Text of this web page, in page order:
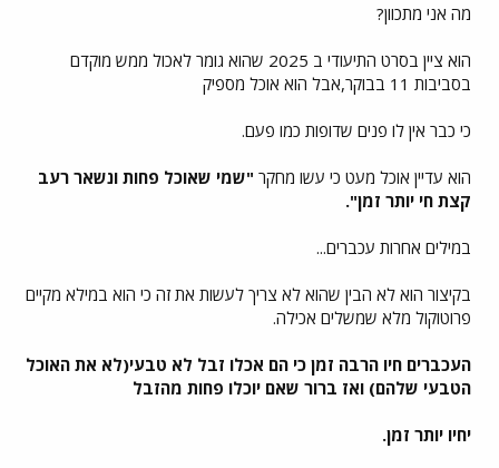
מה אני מתכוון?
הוא ציין בסרט התיעודי ב 2025 שהוא גומר לאכול ממש מוקדם
בסביבות 11 בבוקר,אבל הוא אוכל מספיק
כי כבר אין לו פנים שדופות כמו פעם.
הוא עדיין אוכל מעט כי עשו מחקר "שמי שאוכל פחות ונשאר רעב
קצת חי יותר זמן".
במילים אחרות עכברים...
בקיצור הוא לא הבין שהוא לא צריך לעשות את זה כי הוא במילא מקיים
פרוטוקול מלא שמשלים אכילה.
העכברים חיו הרבה זמן כי הם אכלו זבל לא טבעי(לא את האוכל
הטבעי שלהם) ואז ברור שאם יוכלו פחות מהזבל
יחיו יותר זמן.